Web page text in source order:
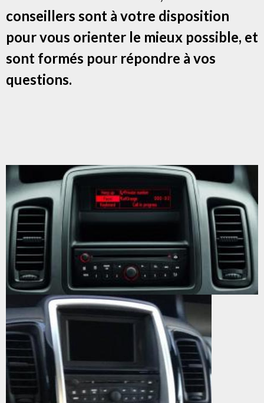
conseillers sont à votre disposition
pour vous orienter le mieux possible, et
sont formés pour répondre à vos
questions.